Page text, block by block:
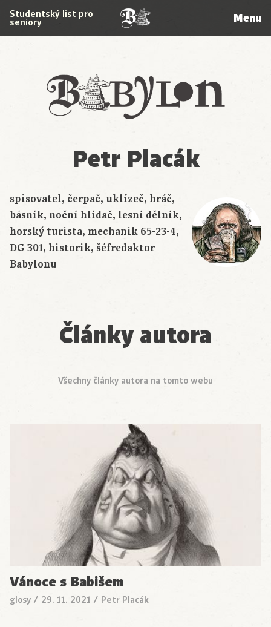
Babylon
Studentský list pro
seniory Menu
Petr Placák
spisovatel, čerpač, uklízeč, hráč,
básník, noční hlídač, lesní dělník,
horský turista, mechanik 65-23-4,
DG 301, historik, šéfredaktor
Babylonu
Články autora
Všechny články autora na tomto webu
Vánoce s Babišem
glosy / 29. 11. 2021 / Petr Placák